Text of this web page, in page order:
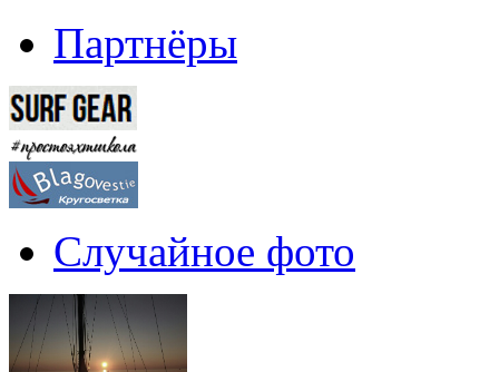
Партнёры
Случайное фото